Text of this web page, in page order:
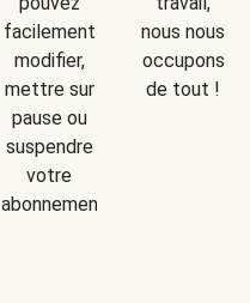
facilement
modifier,
mettre sur
pause ou
suspendre
votre
abonnement.
nous nous
occupons
de tout !